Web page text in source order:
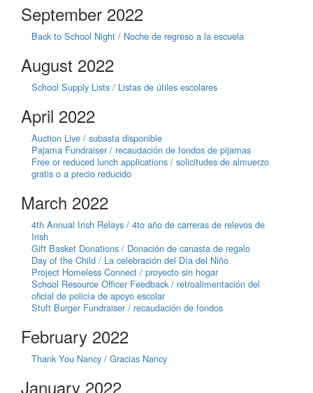
September 2022
Back to School Night / Noche de regreso a la escuela
August 2022
School Supply Lists / Listas de útiles escolares
April 2022
Auction Live / subasta disponible
Pajama Fundraiser / recaudación de fondos de pijamas
Free or reduced lunch applications / solicitudes de almuerzo
gratis o a precio reducido
March 2022
4th Annual Irish Relays / 4to año de carreras de relevos de
Irish
Gift Basket Donations / Donación de canasta de regalo
Day of the Child / La celebración del Día del Niño
Project Homeless Connect / proyecto sin hogar
School Resource Officer Feedback / retroalimentación del
oficial de policía de apoyo escolar
Stuft Burger Fundraiser / recaudación de fondos
February 2022
Thank You Nancy / Gracias Nancy
January 2022